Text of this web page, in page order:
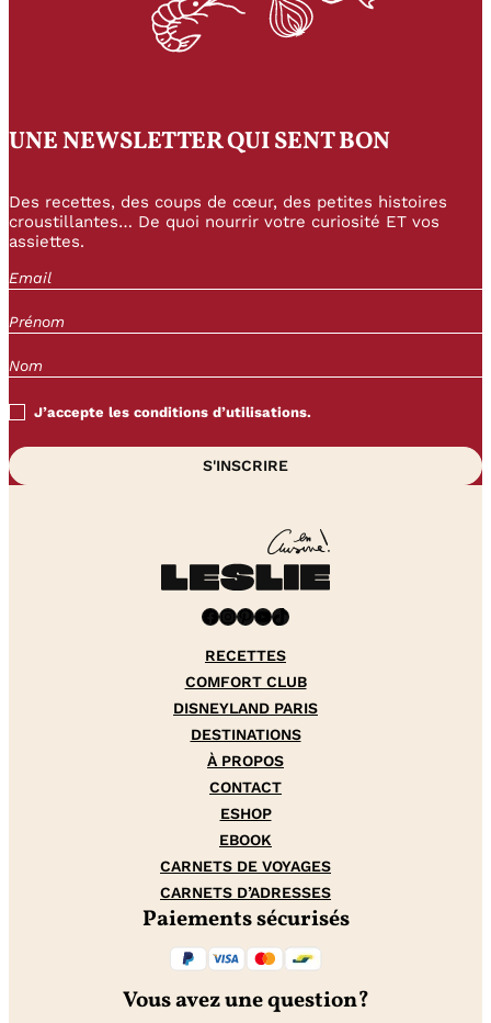
UNE NEWSLETTER QUI SENT BON
Des recettes, des coups de cœur, des petites histoires
croustillantes… De quoi nourrir votre curiosité ET vos
assiettes.
J’accepte les conditions d’utilisations.
Facebook InstagramPinterest YouTube TikTok
RECETTES
COMFORT CLUB
DISNEYLAND PARIS
DESTINATIONS
À PROPOS
CONTACT
ESHOP
EBOOK
CARNETS DE VOYAGES
CARNETS D’ADRESSES
Paiements sécurisés
Vous avez une question?